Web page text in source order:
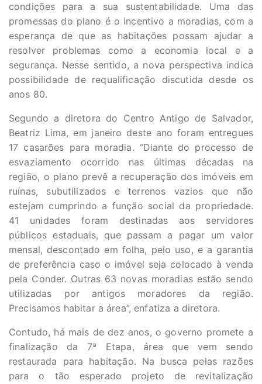
condições para a sua sustentabilidade. Uma das
promessas do plano é o incentivo a moradias, com a
esperança de que as habitações possam ajudar a
resolver problemas como a economia local e a
segurança. Nesse sentido, a nova perspectiva indica
possibilidade de requalificação discutida desde os
anos 80.
Segundo a diretora do Centro Antigo de Salvador,
Beatriz Lima, em janeiro deste ano foram entregues
17 casarões para moradia. “Diante do processo de
esvaziamento ocorrido nas últimas décadas na
região, o plano prevê a recuperação dos imóveis em
ruínas, subutilizados e terrenos vazios que não
estejam cumprindo a função social da propriedade.
41 unidades foram destinadas aos servidores
públicos estaduais, que passam a pagar um valor
mensal, descontado em folha, pelo uso, e a garantia
de preferência caso o imóvel seja colocado à venda
pela Conder. Outras 63 novas moradias estão sendo
utilizadas por antigos moradores da região.
Precisamos habitar a área”, enfatiza a diretora.
Contudo, há mais de dez anos, o governo promete a
finalização da 7ª Etapa, área que vem sendo
restaurada para habitação. Na busca pelas razões
para o tão esperado projeto de revitalização